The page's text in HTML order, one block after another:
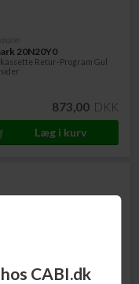
CABI.dk
20N20Y0
Retur-Program Gul
sider
873,00 DKK